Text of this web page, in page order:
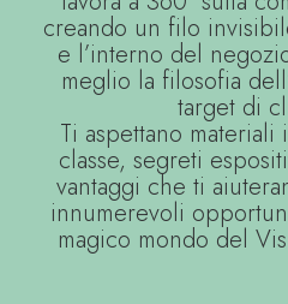
creando un filo
e l’interno del
meglio la filosofia
target di
Ti aspettano
classe, segreti
vantaggi che ti
innumerevoli
magico mondo del